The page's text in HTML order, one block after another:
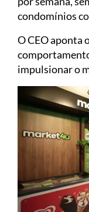
condomínios
O CEO aponta
impulsionar o